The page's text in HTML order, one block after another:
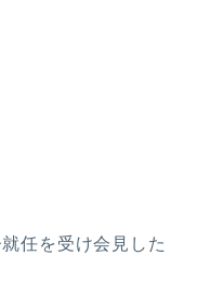
任を受け会見した